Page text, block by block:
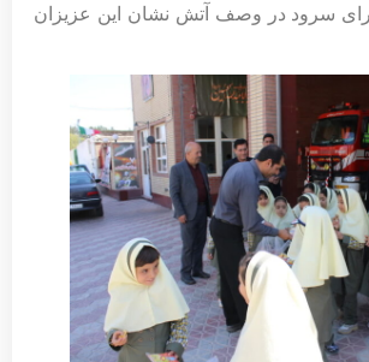
سرود در وصف آتش نشان این عزیزان